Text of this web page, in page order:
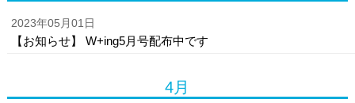
2023年05月01日
【お知らせ】 W+ing5月号配布中です
4月